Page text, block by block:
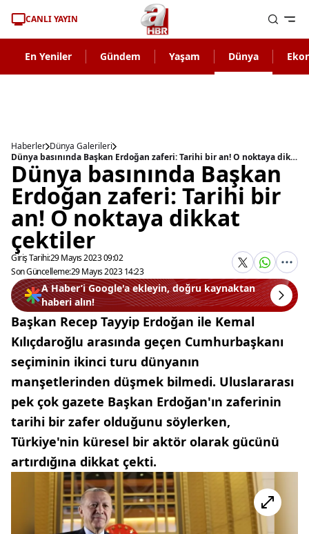
CANLI YAYIN
En Yeniler Gündem Yaşam Dünya
Haberler Dünya Galerileri
Dünya basınında Başkan Erdoğan zaferi: Tarihi bir an! O noktaya dikkat çektiler
Dünya basınında Başkan
Erdoğan zaferi: Tarihi bir
an! O noktaya dikkat
çektiler
Giriş Tarihi:29 Mayıs 2023 09:02
Son Güncelleme:29 Mayıs 2023 14:23
A Haber’i Google'a ekleyin, doğru kaynaktan
haberi alın!
Başkan Recep Tayyip Erdoğan ile Kemal
Kılıçdaroğlu arasında geçen Cumhurbaşkanı
seçiminin ikinci turu dünyanın
manşetlerinden düşmek bilmedi. Uluslararası
pek çok gazete Başkan Erdoğan'ın zaferinin
tarihi bir zafer olduğunu söylerken,
Türkiye'nin küresel bir aktör olarak gücünü
artırdığına dikkat çekti.